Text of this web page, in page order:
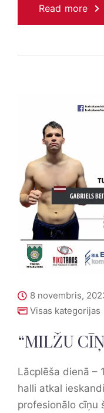
Read more
8 novembris,
Visas kategorijas
“MILŽU
Lācplēša dienā –
halli atkal
profesionālo cīņu